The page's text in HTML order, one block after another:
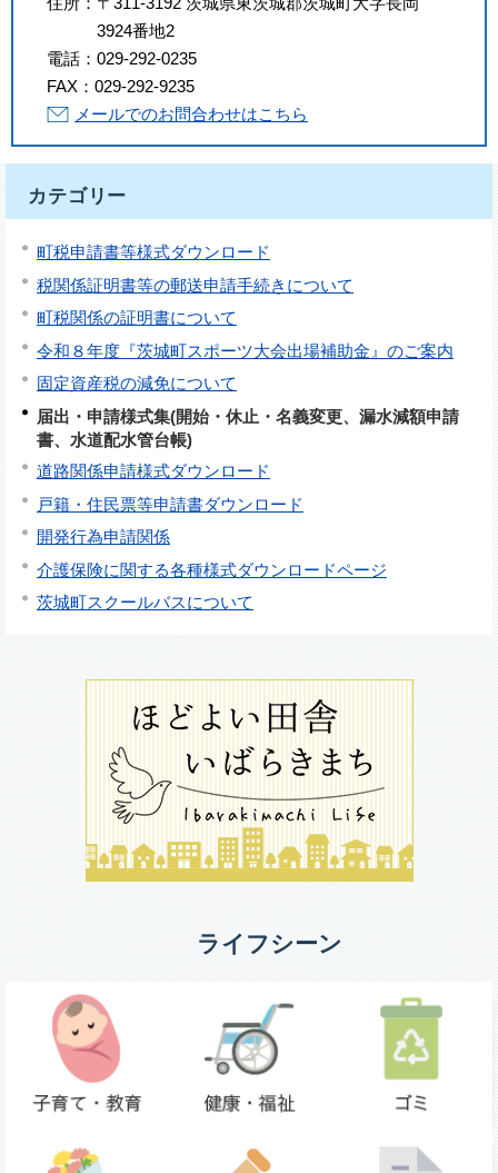
3924番地2
電話： 029-292-0235
FAX： 029-292-9235
メールでのお問合わせはこちら
カテゴリー
町税申請書等様式ダウンロード
税関係証明書等の郵送申請手続きについて
町税関係の証明書について
令和８年度『茨城町スポーツ大会出場補助金』のご案内
固定資産税の減免について
届出・申請様式集(開始・休止・名義変更、漏水減額申請
書、水道配水管台帳)
道路関係申請様式ダウンロード
戸籍・住民票等申請書ダウンロード
開発行為申請関係
介護保険に関する各種様式ダウンロードページ
茨城町スクールバスについて
ライフシーン